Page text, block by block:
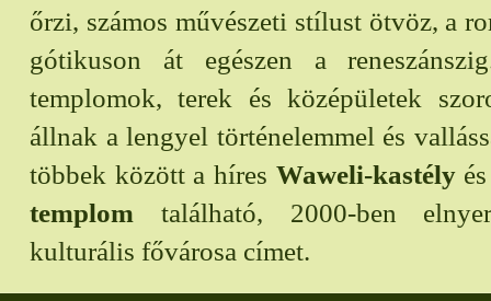
őrzi, számos művészeti stílust ötvöz, a
gótikuson át egészen a
templomok, terek és középületek
állnak a lengyel történelemmel és
többek között a híres Waweli-kastély
templom található, 2000-ben
kulturális fővárosa címet.